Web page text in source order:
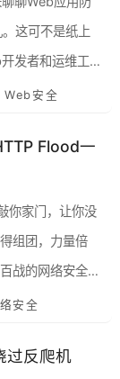
这可不是纸上
发者和运维工程
网站更抗揍！
Web安全
Flood一
你家门，让你没
组团，力量倍
战的网络安全工
DDoS攻击的
安全
过反爬机